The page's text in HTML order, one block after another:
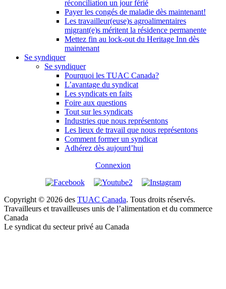
réconciliation un jour férié
Payer les congés de maladie dès maintenant!
Les travailleur(euse)s agroalimentaires
migrant(e)s méritent la résidence permanente
Mettez fin au lock-out du Heritage Inn dès
maintenant
Se syndiquer
Se syndiquer
Pourquoi les TUAC Canada?
L’avantage du syndicat
Les syndicats en faits
Foire aux questions
Tout sur les syndicats
Industries que nous représentons
Les lieux de travail que nous représentons
Comment former un syndicat
Adhérez dès aujourd’hui
Connexion
Copyright © 2026 des TUAC Canada. Tous droits réservés.
Travailleurs et travailleuses unis de l’alimentation et du commerce
Canada
Le syndicat du secteur privé au Canada